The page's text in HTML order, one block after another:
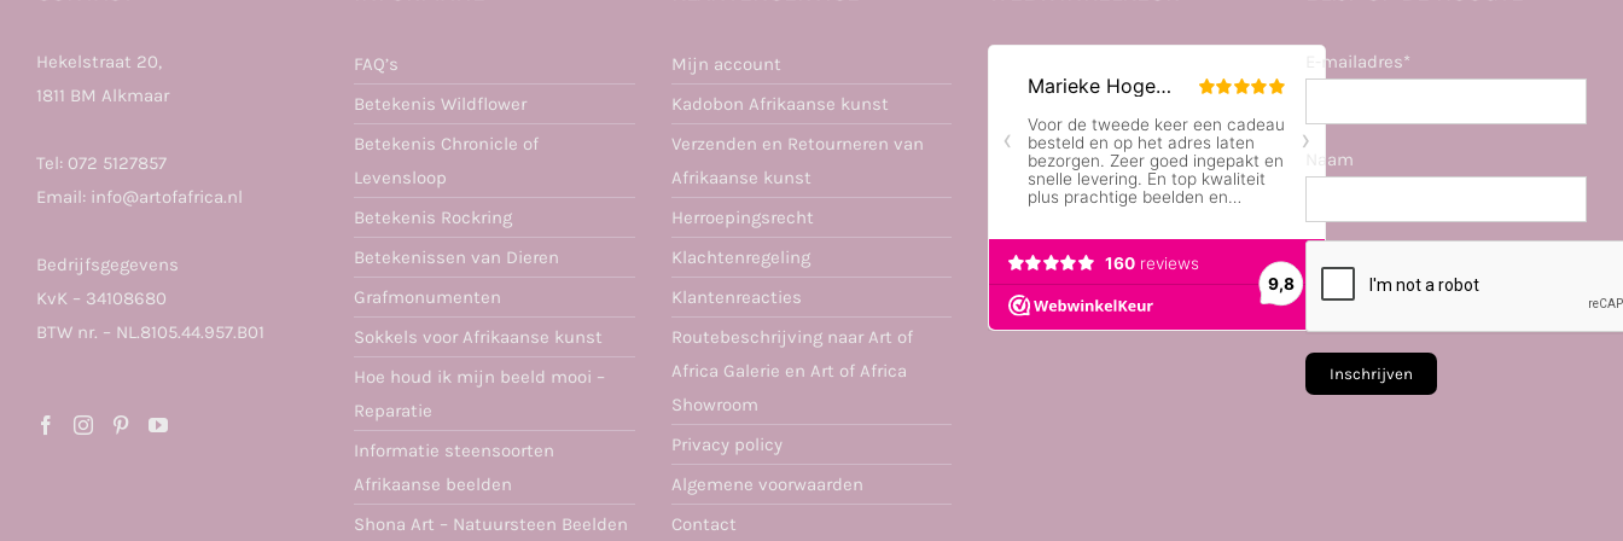
Hekelstraat 20,
1811 BM Alkmaar
Tel: 072 5127857
Email: info@artofafrica.nl
Bedrijfsgegevens
KvK – 34108680
BTW nr. – NL.8105.44.957.B01
FAQ’s
Betekenis Wildflower
Betekenis Chronicle of
Levensloop
Betekenis Rockring
Betekenissen van Dieren
Grafmonumenten
Sokkels voor Afrikaanse kunst
Hoe houd ik mijn beeld mooi –
Reparatie
Informatie steensoorten
Afrikaanse beelden
Shona Art – Natuursteen Beelden
Mijn account
Kadobon Afrikaanse kunst
Verzenden en Retourneren van
Afrikaanse kunst
Herroepingsrecht
Klachtenregeling
Klantenreacties
Routebeschrijving naar Art of
Africa Galerie en Art of Africa
Showroom
Privacy policy
Algemene voorwaarden
Contact
E-mailadres*
Naam